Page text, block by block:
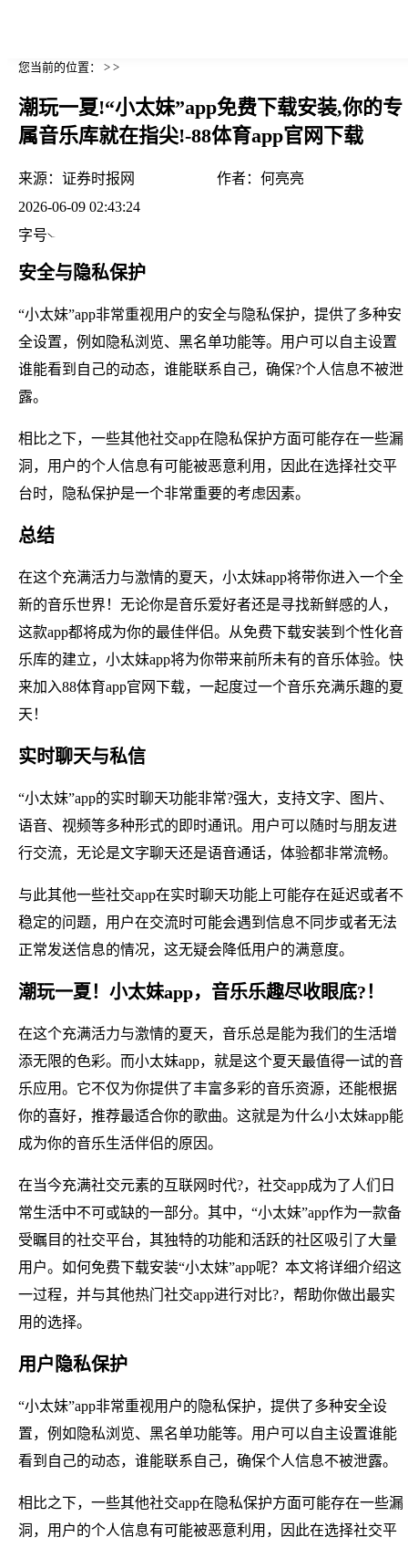
您当前的位置： > >
潮玩一夏!“小太妹”app免费下载安装,你的专
属音乐库就在指尖!-88体育app官网下载
来源： 证券时报网 作者： 何亮亮
2026-06-09 02:43:24
字号
安全与隐私保护
“小太妹”app非常重视用户的安全与隐私保护，提供了多种安
全设置，例如隐私浏览、黑名单功能等。用户可以自主设置
谁能看到自己的动态，谁能联系自己，确保?个人信息不被泄
露。
相比之下，一些其他社交app在隐私保护方面可能存在一些漏
洞，用户的个人信息有可能被恶意利用，因此在选择社交平
台时，隐私保护是一个非常重要的考虑因素。
总结
在这个充满活力与激情的夏天，小太妹app将带你进入一个全
新的音乐世界！无论你是音乐爱好者还是寻找新鲜感的人，
这款app都将成为你的最佳伴侣。从免费下载安装到个性化音
乐库的建立，小太妹app将为你带来前所未有的音乐体验。快
来加入88体育app官网下载，一起度过一个音乐充满乐趣的夏
天！
实时聊天与私信
“小太妹”app的实时聊天功能非常?强大，支持文字、图片、
语音、视频等多种形式的即时通讯。用户可以随时与朋友进
行交流，无论是文字聊天还是语音通话，体验都非常流畅。
与此其他一些社交app在实时聊天功能上可能存在延迟或者不
稳定的问题，用户在交流时可能会遇到信息不同步或者无法
正常发送信息的情况，这无疑会降低用户的满意度。
潮玩一夏！小太妹app，音乐乐趣尽收眼底?！
在这个充满活力与激情的夏天，音乐总是能为我们的生活增
添无限的色彩。而小太妹app，就是这个夏天最值得一试的音
乐应用。它不仅为你提供了丰富多彩的音乐资源，还能根据
你的喜好，推荐最适合你的歌曲。这就是为什么小太妹app能
成为你的音乐生活伴侣的原因。
在当今充满社交元素的互联网时代?，社交app成为了人们日
常生活中不可或缺的一部分。其中，“小太妹”app作为一款备
受瞩目的社交平台，其独特的功能和活跃的社区吸引了大量
用户。如何免费下载安装“小太妹”app呢？本文将详细介绍这
一过程，并与其他热门社交app进行对比?，帮助你做出最实
用的选择。
用户隐私保护
“小太妹”app非常重视用户的隐私保护，提供了多种安全设
置，例如隐私浏览、黑名单功能等。用户可以自主设置谁能
看到自己的动态，谁能联系自己，确保个人信息不被泄露。
相比之下，一些其他社交app在隐私保护方面可能存在一些漏
洞，用户的个人信息有可能被恶意利用，因此在选择社交平